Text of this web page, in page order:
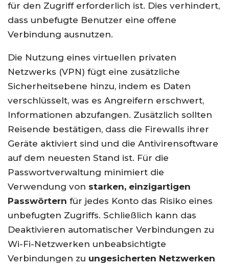
für den Zugriff erforderlich ist. Dies verhindert,
dass unbefugte Benutzer eine offene
Verbindung ausnutzen.
Die Nutzung eines virtuellen privaten
Netzwerks (VPN) fügt eine zusätzliche
Sicherheitsebene hinzu, indem es Daten
verschlüsselt, was es Angreifern erschwert,
Informationen abzufangen. Zusätzlich sollten
Reisende bestätigen, dass die Firewalls ihrer
Geräte aktiviert sind und die Antivirensoftware
auf dem neuesten Stand ist. Für die
Passwortverwaltung minimiert die
Verwendung von starken, einzigartigen
Passwörtern für jedes Konto das Risiko eines
unbefugten Zugriffs. Schließlich kann das
Deaktivieren automatischer Verbindungen zu
Wi-Fi-Netzwerken unbeabsichtigte
Verbindungen zu ungesicherten Netzwerken